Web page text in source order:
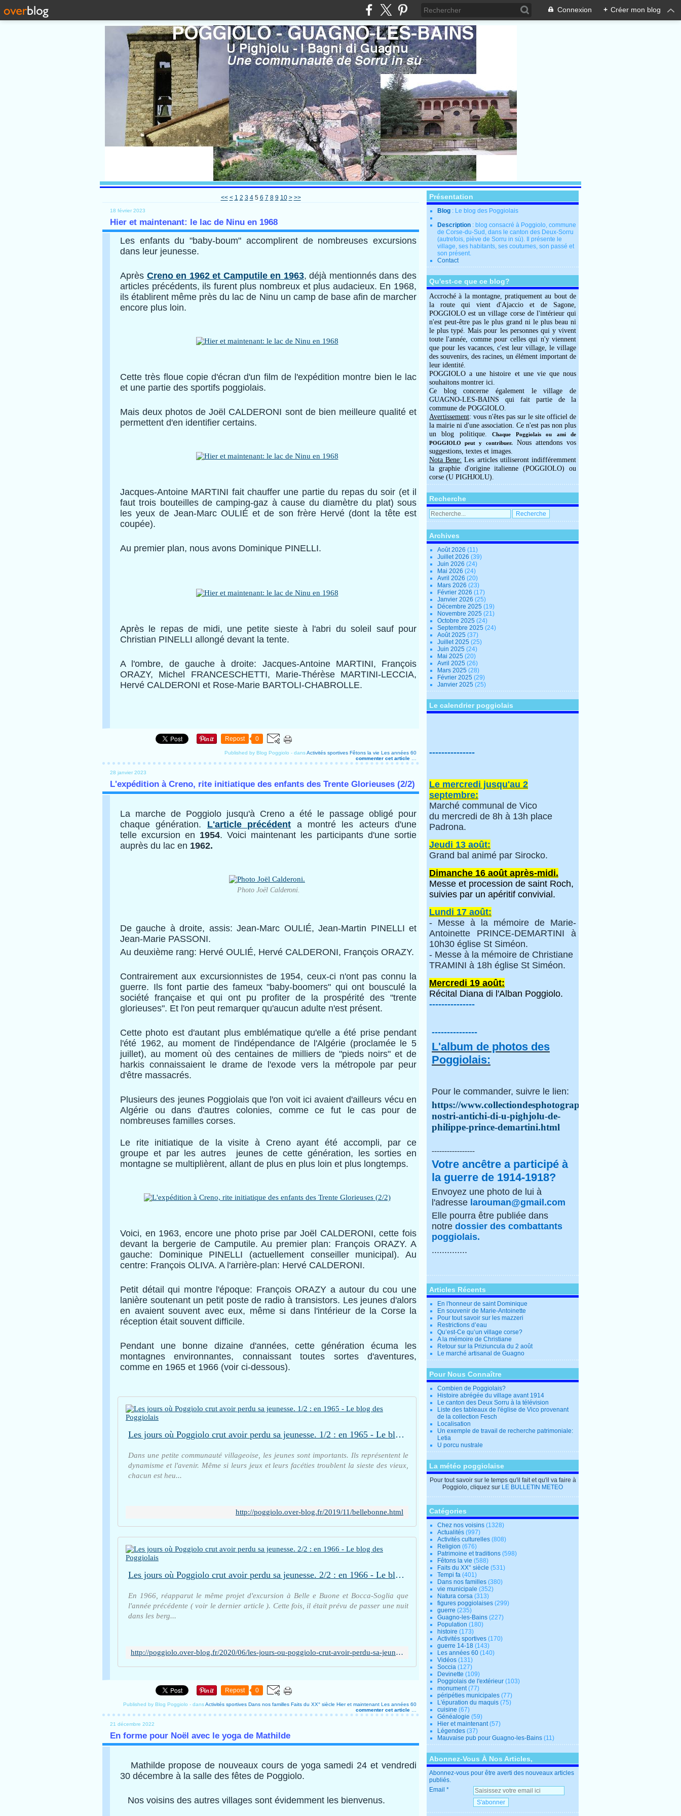
Connexion + Créer mon blog
<< < 1 2 3 4 5 6 7 8 9 10 > >>
18 février 2023
Hier et maintenant: le lac de Ninu en 1968
Les enfants du "baby-boum" accomplirent de nombreuses excursions
dans leur jeunesse.
Après Creno en 1962 et Camputile en 1963, déjà mentionnés dans des
articles précédents, ils furent plus nombreux et plus audacieux. En 1968,
ils établirent même près du lac de Ninu un camp de base afin de marcher
encore plus loin.
Cette très floue copie d'écran d'un film de l'expédition montre bien le lac
et une partie des sportifs poggiolais.
Mais deux photos de Joël CALDERONI sont de bien meilleure qualité et
permettent d'en identifier certains.
Jacques-Antoine MARTINI fait chauffer une partie du repas du soir (et il
faut trois bouteilles de camping-gaz à cause du diamètre du plat) sous
les yeux de Jean-Marc OULIÉ et de son frère Hervé (dont la tête est
coupée).
Au premier plan, nous avons Dominique PINELLI.
Après le repas de midi, une petite sieste à l'abri du soleil sauf pour
Christian PINELLI allongé devant la tente.
A l'ombre, de gauche à droite: Jacques-Antoine MARTINI, François
ORAZY, Michel FRANCESCHETTI, Marie-Thérèse MARTINI-LECCIA,
Hervé CALDERONI et Rose-Marie BARTOLI-CHABROLLE.
Repost 0
Published by Blog Poggiolo - dansActivités sportives Fêtons la vie Les années 60
commenter cet article
28 janvier 2023
L'expédition à Creno, rite initiatique des enfants des Trente Glorieuses (2/2)
La marche de Poggiolo jusqu'à Creno a été le passage obligé pour
chaque génération. L'article précédent a montré les acteurs d'une
telle excursion en 1954. Voici maintenant les participants d'une sortie
auprès du lac en 1962.
Photo Joël Calderoni.
De gauche à droite, assis: Jean-Marc OULIÉ, Jean-Martin PINELLI et
Jean-Marie PASSONI.
Au deuxième rang: Hervé OULIÉ, Hervé CALDERONI, François ORAZY.
Contrairement aux excursionnistes de 1954, ceux-ci n'ont pas connu la
guerre. Ils font partie des fameux "baby-boomers" qui ont bousculé la
société française et qui ont pu profiter de la prospérité des "trente
glorieuses". Et l'on peut remarquer qu'aucun adulte n'est présent.
Cette photo est d'autant plus emblématique qu'elle a été prise pendant
l'été 1962, au moment de l'indépendance de l'Algérie (proclamée le 5
juillet), au moment où des centaines de milliers de "pieds noirs" et de
harkis connaissaient le drame de l'exode vers la métropole par peur
d'être massacrés.
Plusieurs des jeunes Poggiolais que l'on voit ici avaient d'ailleurs vécu en
Algérie ou dans d'autres colonies, comme ce fut le cas pour de
nombreuses familles corses.
Le rite initiatique de la visite à Crenoayant été accompli, par ce
groupe et par les autres jeunes de cette génération, les sorties en
montagne se multiplièrent, allant de plus en plus loin et plus longtemps.
Voici, en 1963, encore une photo prise par Joël CALDERONI, cette fois
devant la bergerie de Camputile. Au premier plan: François ORAZY. A
gauche: Dominique PINELLI (actuellement conseiller municipal). Au
centre: François OLIVA. A l'arrière-plan: Hervé CALDERONI.
Petit détail qui montre l'époque: François ORAZY a autour du cou une
lanière soutenant un petit poste de radio à transistors. Les jeunes d'alors
en avaient souvent avec eux, même si dans l'intérieur de la Corse la
réception était souvent difficile.
Pendant une bonne dizaine d'années, cette génération écuma les
montagnes environnantes, connaissant toutes sortes d'aventures,
comme en 1965 et 1966 (voir ci-dessous).
Les jours où Poggiolo crut avoir perdu sa jeunesse. 1/2 : en 1965 - Le blog des Poggiolais
Dans une petite communauté villageoise, les jeunes sont importants. Ils représentent le
dynamisme et l'avenir. Même si leurs jeux et leurs facéties troublent la sieste des vieux,
chacun est heu...
http://poggiolo.over-blog.fr/2019/11/bellebonne.html
Les jours où Poggiolo crut avoir perdu sa jeunesse. 2/2 : en 1966 - Le blog des Poggiolais
En 1966, réapparut le même projet d'excursion à Belle e Buone et Bocca-Soglia que
l'année précédente ( voir le dernier article ). Cette fois, il était prévu de passer une nuit
dans les berg...
http://poggiolo.over-blog.fr/2020/06/les-jours-ou-poggiolo-crut-avoir-perdu-sa-jeunesse.2/2-en-1966.html
Repost 0
Published by Blog Poggiolo - dansActivités sportives Dans nos familles Faits du XX° siècle Hier et maintenant Les années 60
commenter cet article
21 décembre 2022
En forme pour Noël avec le yoga de Mathilde
Mathilde propose de nouveaux cours de yoga samedi 24 et vendredi
30 décembre à la salle des fêtes de Poggiolo.
Nos voisins des autres villages sont évidemment les bienvenus.
Présentation
Blog : Le blog des Poggiolais
Description : blog consacré à Poggiolo, commune
de Corse-du-Sud, dans le canton des Deux-Sorru
(autrefois, piève de Sorru in sù). Il présente le
village, ses habitants, ses coutumes, son passé et
son présent.
Contact
Qu'est-ce que ce blog?
Accroché à la montagne, pratiquement au bout de
la route qui vient d'Ajaccio et de Sagone,
POGGIOLO est un village corse de l'intérieur qui
n'est peut-être pas le plus grand ni le plus beau ni
le plus typé. Mais pour les personnes qui y vivent
toute l'année, comme pour celles qui n'y viennent
que pour les vacances, c'est leur village, le village
des souvenirs, des racines, un élément important de
leur identité.
POGGIOLO a une histoire et une vie que nous
souhaitons montrer ici.
Ce blog concerne également le village de
GUAGNO-LES-BAINS qui fait partie de la
commune de POGGIOLO.
Avertissement: vous n'êtes pas sur le site officiel de
la mairie ni d'une association. Ce n'est pas non plus
un blog politique.Chaque Poggiolais ou ami de
POGGIOLO peut y contribuer.Nous attendons vos
suggestions, textes et images.
Nota Bene: Les articles utiliseront indifféremment
la graphie d'origine italienne (POGGIOLO) ou
corse (U PIGHJOLU).
Recherche
Archives
Août 2026 (11)
Juillet 2026 (39)
Juin 2026 (24)
Mai 2026 (24)
Avril 2026 (20)
Mars 2026 (23)
Février 2026 (17)
Janvier 2026 (25)
Décembre 2025 (19)
Novembre 2025 (21)
Octobre 2025 (24)
Septembre 2025 (24)
Août 2025 (37)
Juillet 2025 (25)
Juin 2025 (24)
Mai 2025 (20)
Avril 2025 (26)
Mars 2025 (28)
Février 2025 (29)
Janvier 2025 (25)
Le calendrier poggiolais
---------------
Le mercredi jusqu'au 2
septembre:
Marché communal de Vico
du mercredi de 8h à 13h place
Padrona.
Jeudi 13 août:
Grand bal animé par Sirocko.
Dimanche 16 août après-midi.
Messe et procession de saint Roch,
suivies par un apéritif convivial.
Lundi 17 août:
- Messe à la mémoire de Marie-
Antoinette PRINCE-DEMARTINI à
10h30 église St Siméon.
- Messe à la mémoire de Christiane
TRAMINI à 18h église St Siméon.
Mercredi 19 août:
Récital Diana di l'Alban Poggiolo.
---------------
---------------
L'album de photos des
Poggiolais:
Pour le commander, suivre le lien:
https://www.collectiondesphotographes.com/i-
nostri-antichi-di-u-pighjolu-de-
philippe-prince-demartini.html
-----------------
Votre ancêtre a participé à
la guerre de 1914-1918?
Envoyez une photo de lui à
l'adresse larouman@gmail.com
Elle pourra être publiée dans
notre dossier des combattants
poggiolais.
..............
Articles Récents
En l'honneur de saint Dominique
En souvenir de Marie-Antoinette
Pour tout savoir sur les mazzeri
Restrictions d’eau
Qu’est-Ce qu’un village corse?
A la mémoire de Christiane
Retour sur la Priziuncula du 2 août
Le marché artisanal de Guagno
Pour Nous Connaître
Combien de Poggiolais?
Histoire abrégée du village avant 1914
Le canton des Deux Sorru à la télévision
Liste des tableaux de l'église de Vico provenant
de la collection Fesch
Localisation
Un exemple de travail de recherche patrimoniale:
Letia
U porcu nustrale
La météo poggiolaise
Pour tout savoir sur le temps qu'il fait et qu'il va faire à
Poggiolo, cliquez sur LE BULLETIN METEO
Catégories
Chez nos voisins (1328)
Actualités (997)
Activités culturelles (808)
Religion (676)
Patrimoine et traditions (598)
Fêtons la vie (588)
Faits du XX° siècle (531)
Tempi fa (401)
Dans nos familles (380)
vie municipale (352)
Natura corsa (313)
figures poggiolaises (299)
guerre (235)
Guagno-les-Bains (227)
Population (180)
histoire (173)
Activités sportives (170)
guerre 14-18 (143)
Les années 60 (140)
Vidéos (131)
Soccia (127)
Devinette (109)
Poggiolais de l'extérieur (103)
monument(77)
péripéties municipales (77)
L'épuration du maquis (75)
cuisine (67)
Généalogie (59)
Hier et maintenant(57)
Légendes (37)
Mauvaise pub pour Guagno-les-Bains (11)
Abonnez-Vous À Nos Articles,
Abonnez-vous pour être averti des nouveaux articles
publiés.
Email